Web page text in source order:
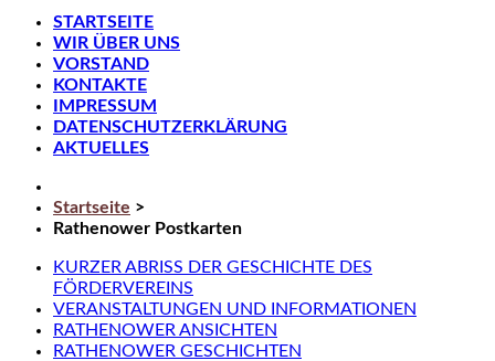
STARTSEITE
WIR ÜBER UNS
VORSTAND
KONTAKTE
IMPRESSUM
DATENSCHUTZERKLÄRUNG
AKTUELLES
Startseite >
Rathenower Postkarten
KURZER ABRISS DER GESCHICHTE DES
FÖRDERVEREINS
VERANSTALTUNGEN UND INFORMATIONEN
RATHENOWER ANSICHTEN
RATHENOWER GESCHICHTEN